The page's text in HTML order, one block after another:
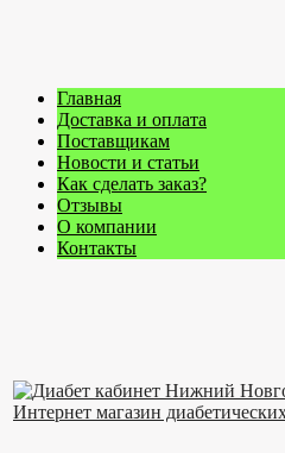
Главная
Доставка и оплата
Поставщикам
Новости и статьи
Как сделать заказ?
Отзывы
О компании
Контакты